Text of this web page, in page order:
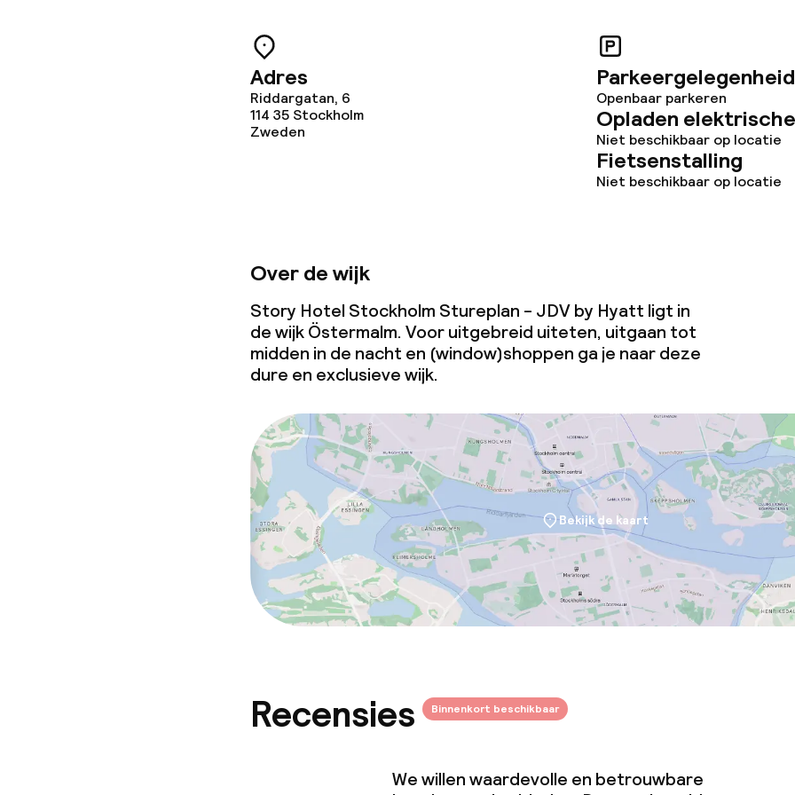
Kleine huisdieren toegestaan
(minder dan de 5 kg)
Adres
Riddargatan, 6
114 35 Stockholm
Zweden
Parkeergelegenheid
Openbaar parkeren
Opladen
Niet beschikbaar op locatie
Fietsenstalling
Niet beschikbaar op locatie
Over de wijk
Story Hotel Stockholm Stureplan - JDV by Hyatt ligt in
de wijk Östermalm. Voor uitgebreid uiteten, uitgaan tot
midden in de nacht en (window)shoppen ga je naar deze
dure en exclusieve wijk.
Bekijk de kaart
Recensies Binnenkort beschikbaar
We willen waardevolle en betrouwbare